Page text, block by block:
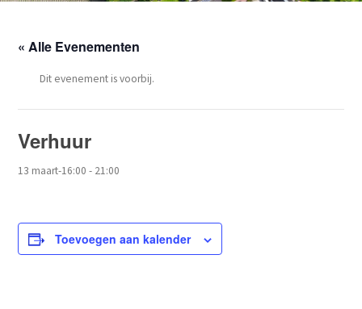
« Alle Evenementen
Dit evenement is voorbij.
Verhuur
13 maart-16:00 - 21:00
Toevoegen aan kalender